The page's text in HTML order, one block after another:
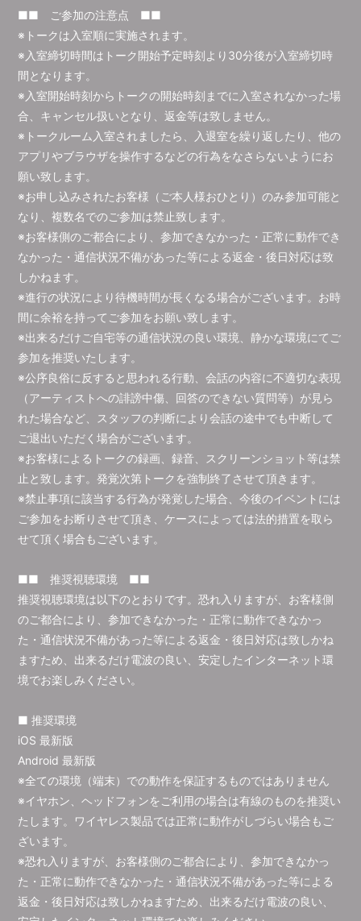
■■ ご参加の注意点 ■■
※トークは入室順に実施されます。
※入室締切時間はトーク開始予定時刻より30分後が入室締切時
間となります。
※入室開始時刻からトークの開始時刻までに入室されなかった場
合、キャンセル扱いとなり、返金等は致しません。
※トークルーム入室されましたら、入退室を繰り返したり、他の
アプリやブラウザを操作するなどの行為をなさらないようにお
願い致します。
※お申し込みされたお客様（ご本人様おひとり）のみ参加可能と
なり、複数名でのご参加は禁止致します。
※お客様側のご都合により、参加できなかった・正常に動作でき
なかった・通信状況不備があった等による返金・後日対応は致
しかねます。
※進行の状況により待機時間が長くなる場合がございます。お時
間に余裕を持ってご参加をお願い致します。
※出来るだけご自宅等の通信状況の良い環境、静かな環境にてご
参加を推奨いたします。
※公序良俗に反すると思われる行動、会話の内容に不適切な表現
（アーティストへの誹謗中傷、回答のできない質問等）が見ら
れた場合など、スタッフの判断により会話の途中でも中断して
ご退出いただく場合がございます。
※お客様によるトークの録画、録音、スクリーンショット等は禁
止と致します。発覚次第トークを強制終了させて頂きます。
※禁止事項に該当する行為が発覚した場合、今後のイベントには
ご参加をお断りさせて頂き、ケースによっては法的措置を取ら
せて頂く場合もございます。
■■ 推奨視聴環境 ■■
推奨視聴環境は以下のとおりです。恐れ入りますが、お客様側
のご都合により、参加できなかった・正常に動作できなかっ
た・通信状況不備があった等による返金・後日対応は致しかね
ますため、出来るだけ電波の良い、安定したインターネット環
境でお楽しみください。
■ 推奨環境
iOS 最新版
Android 最新版
※全ての環境（端末）での動作を保証するものではありません
※イヤホン、ヘッドフォンをご利用の場合は有線のものを推奨い
たします。ワイヤレス製品では正常に動作がしづらい場合もご
ざいます。
※恐れ入りますが、お客様側のご都合により、参加できなかっ
た・正常に動作できなかった・通信状況不備があった等による
返金・後日対応は致しかねますため、出来るだけ電波の良い、